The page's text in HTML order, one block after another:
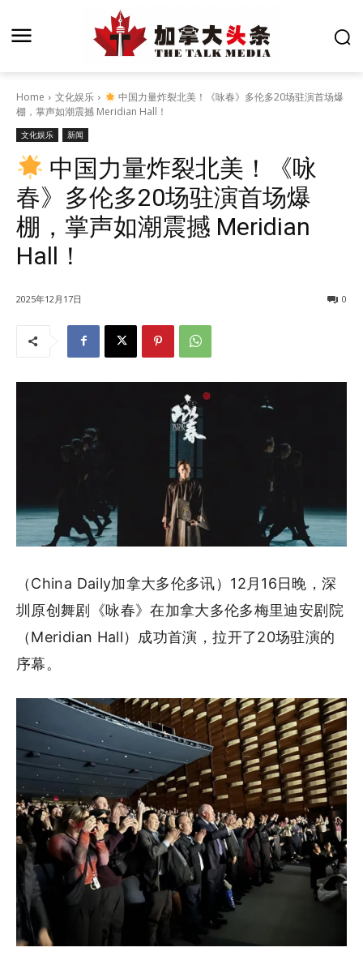
Home 文化娱乐
中国力量炸裂北美！《咏春》多伦多20场驻演首场爆
棚，掌声如潮震撼 Meridian Hall！
文化娱乐 新闻
中国力量炸裂北美！《咏
春》多伦多20场驻演首场爆
棚，掌声如潮震撼 Meridian
Hall！
2025年12月17日 0
（China Daily加拿大多伦多讯）12月16日晚，深
圳原创舞剧《咏春》在加拿大多伦多梅里迪安剧院
（Meridian Hall）成功首演，拉开了20场驻演的
序幕。